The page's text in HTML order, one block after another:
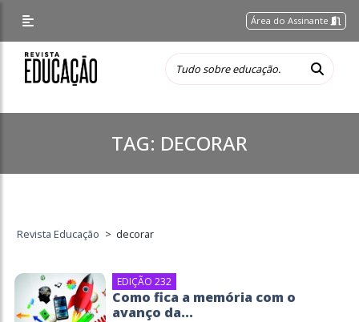
Área do Assinante
TAG: DECORAR
Revista Educação > decorar
EDIÇÃO 232
Como fica a memória com o
avanço da...